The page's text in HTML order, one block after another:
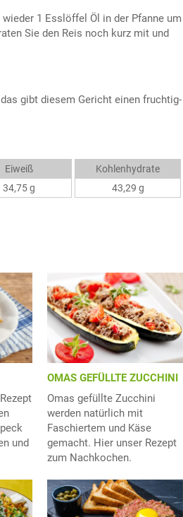
1 Esslöffel Öl in der Pfanne um
Sie den Reis noch kurz mit und
gibt diesem Gericht einen fruchtig-
Eiweiß
34,75 g
Kohlenhydrate
43,29 g
und
OMAS GEFÜLLTE ZUCCHINI
Omas gefüllte Zucchini
werden natürlich mit
Faschiertem und Käse
gemacht. Hier unser Rezept
zum Nachkochen.